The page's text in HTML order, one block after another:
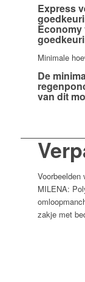
Express
Economy
Minimale
De
van dit
Voorbeelden
MILENA:
zakje met